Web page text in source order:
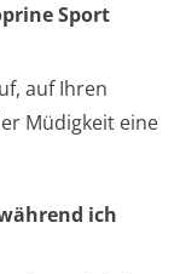
Sport
auf Ihren
Müdigkeit eine
ich